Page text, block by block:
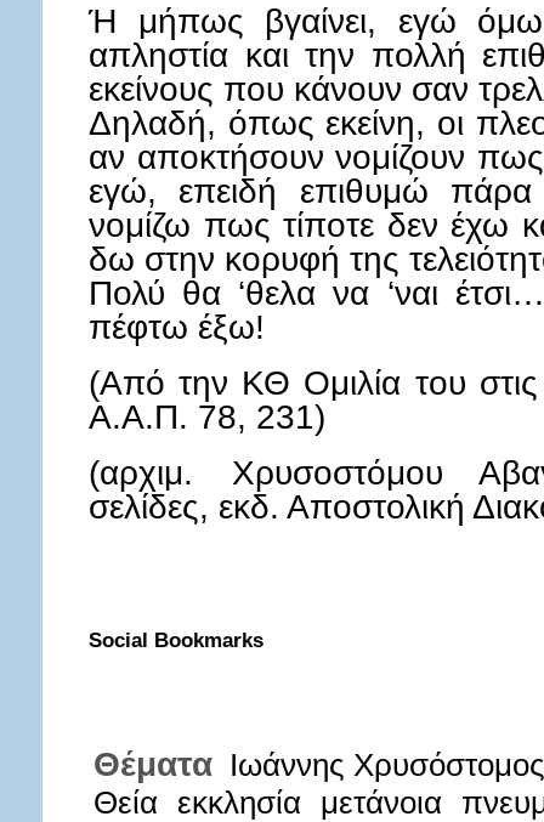
Ή μήπως βγαίνει, εγώ
απληστία και την πολλή
εκείνους που κάνουν σαν
Δηλαδή, όπως εκείνη, οι
αν αποκτήσουν νομίζουν πως
εγώ, επειδή επιθυμώ
νομίζω πως τίποτε δεν έχω
δω στην κορυφή της
Πολύ θα ‘θελα να ‘ναι
πέφτω έξω!
(Από την ΚΘ Ομιλία του
Α.Α.Π. 78, 231)
(αρχιμ. Χρυσοστόμου
σελίδες, εκδ. Αποστολική
Social Bookmarks
Θέματα Ιωάννης Χρυσόστομος
Θεία εκκλησία μετάνοια